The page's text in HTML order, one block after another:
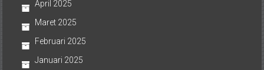
April 2025
Maret 2025
Februari 2025
Januari 2025